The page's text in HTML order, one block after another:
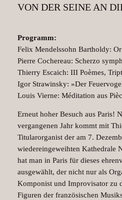
VON DER SEINE AN
Programm:
Felix Mendelssohn Bartholdy:
Pierre Cochereau: Scherzo
Thierry Escaich: III Poèmes,
Igor Strawinsky: »Der
Louis Vierne: Méditation aus
Erneut hoher Besuch aus Paris!
vergangenen Jahr kommt mit
Titularorganist der am 7.
wiedereingeweihten Kathedrale
hat man in Paris für dieses
ausgewählt, der nicht nur als
Komponist und Improvisator zu
Figuren der französischen